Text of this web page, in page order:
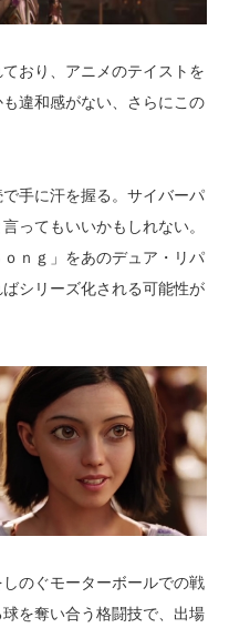
おり、アニメのテイストを
違和感がない、さらにこの
手に汗を握る。サイバーパ
ってもいいかもしれない。
ｎｇ」をあのデュア・リパ
シリーズ化される可能性が
しのぐモーターボールでの戦
を奪い合う格闘技で、出場